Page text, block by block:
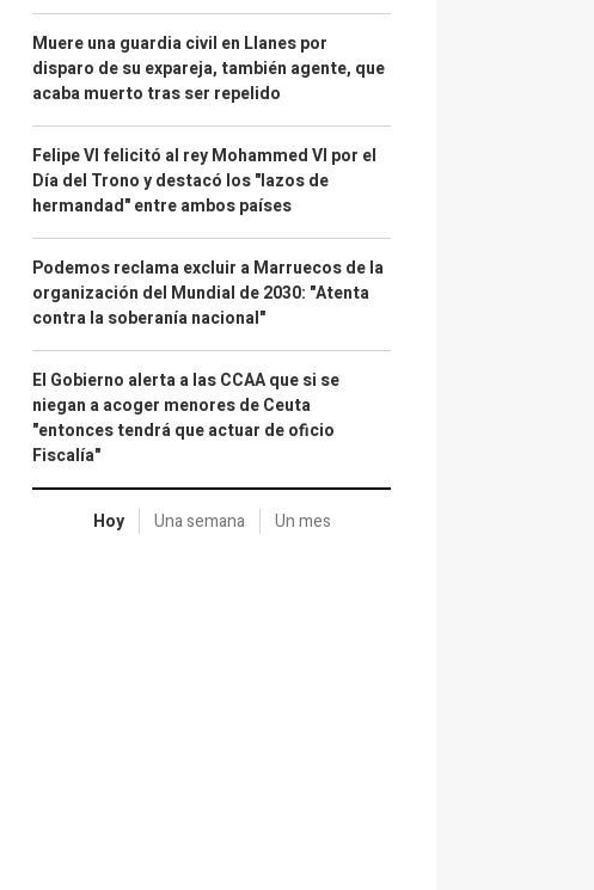
Muere una guardia civil en Llanes por
disparo de su expareja, también agente, que
acaba muerto tras ser repelido
Felipe VI felicitó al rey Mohammed VI por el
Día del Trono y destacó los "lazos de
hermandad" entre ambos países
Podemos reclama excluir a Marruecos de la
organización del Mundial de 2030: "Atenta
contra la soberanía nacional"
El Gobierno alerta a las CCAA que si se
niegan a acoger menores de Ceuta
"entonces tendrá que actuar de oficio
Fiscalía"
Hoy Una semana Un mes